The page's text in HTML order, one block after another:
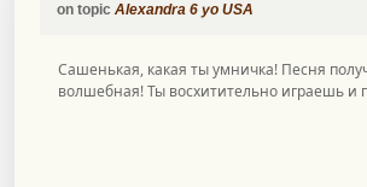
on topic Alexandra 6 yo USA
Сашенькая, какая ты умничка! Песня
волшебная! Ты восхитительно играешь и